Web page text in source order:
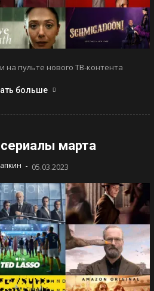
на пульте нового ТВ-контента
больше
марта
- 05.03.2023